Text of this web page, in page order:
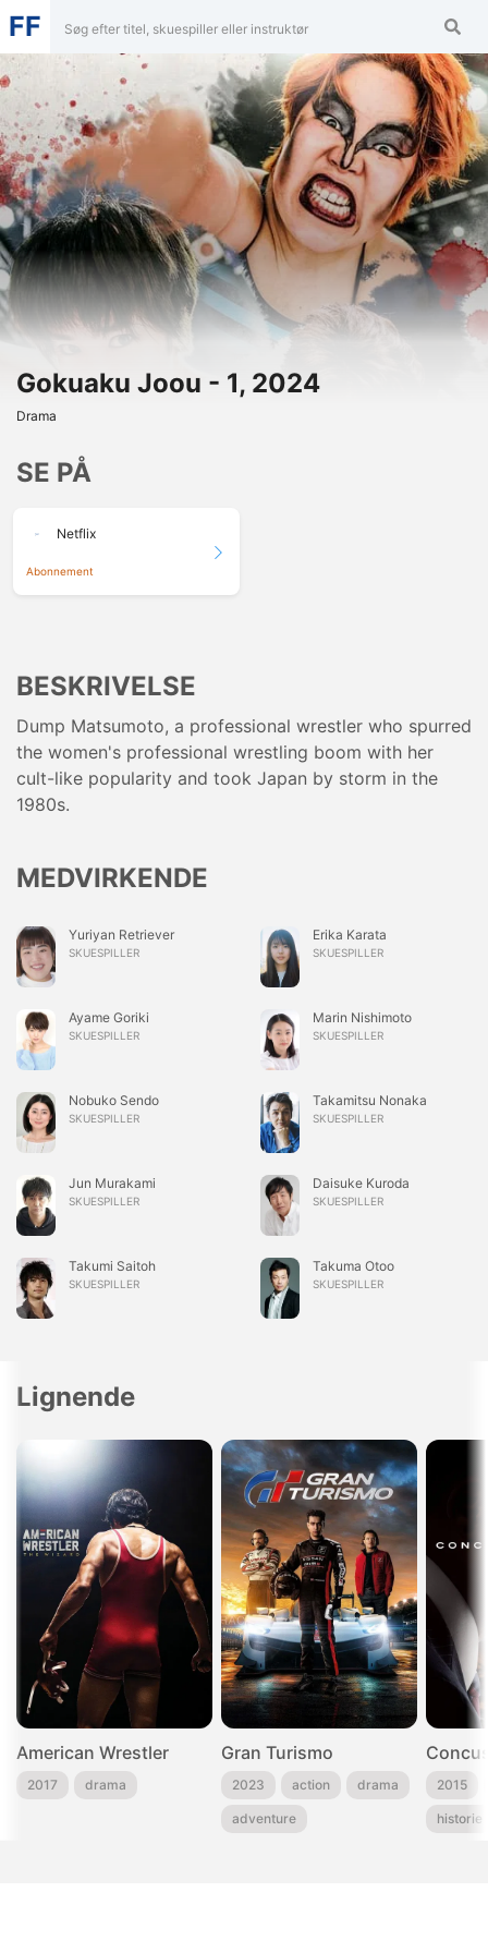
FF
Gokuaku Joou - 1, 2024
Drama
SE PÅ
Netflix
Abonnement
BESKRIVELSE
Dump Matsumoto, a professional wrestler who spurred
the women's professional wrestling boom with her
cult-like popularity and took Japan by storm in the
1980s.
MEDVIRKENDE
Yuriyan Retriever
SKUESPILLER
Erika Karata
SKUESPILLER
Ayame Goriki
SKUESPILLER
Marin Nishimoto
SKUESPILLER
Nobuko Sendo
SKUESPILLER
Takamitsu Nonaka
SKUESPILLER
Jun Murakami
SKUESPILLER
Daisuke Kuroda
SKUESPILLER
Takumi Saitoh
SKUESPILLER
Takuma Otoo
SKUESPILLER
Lignende
American Wrestler
2017 drama
Gran Turismo
2023 action drama
adventure
2015
historie